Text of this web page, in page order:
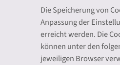
Die Speicherung von
Anpassung der
erreicht werden. Die
können unter den
jeweiligen Browser